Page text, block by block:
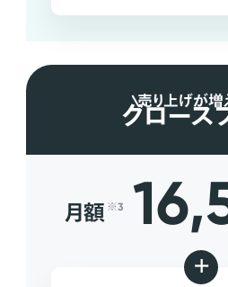
売り上げが増
グロース
月額 ※3
+